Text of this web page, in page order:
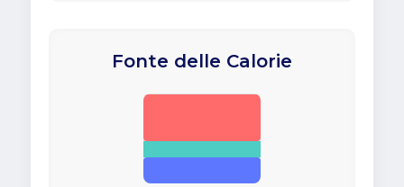
Fonte delle Calorie